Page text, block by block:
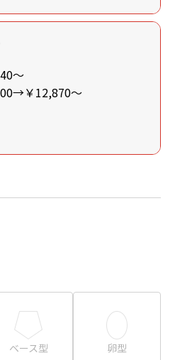
～
￥12,870～
ベース型 卵型